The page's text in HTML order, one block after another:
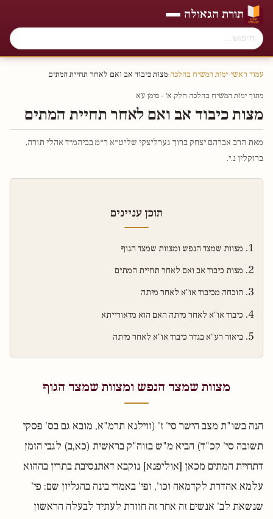
תורת הגאולה
עמוד ראשי›ימות המשיח בהלכה›מצות כיבוד אב ואם לאחר תחיית המתים
מתוך ימות המשיח בהלכה חלק א׳ - סימן עא
מצות כיבוד אב ואם לאחר תחיית המתים
מאת הרב אברהם יצחק ברוך גערליצקי שליט״א ר״מ בביהמ״ד אהלי תורה,
ברוקלין נ.י.
תוכן עניינים
מצוות שמצד הנפש ומצוות שמצד הגוף
מצות כיבוד אב ואם לאחר תחיית המתים
הוכחה מכיבוד או"א לאחר מיתה
כיבוד או"א לאחר מיתה האם הוא מדאורייתא
ביאור רע"א בגדר כיבוד או"א לאחר מיתה
מצוות שמצד הנפש ומצוות שמצד הגוף
הנה בשו"ת מצב הישר סי' ז' (ווילנא תרמ"א, מובא גם בס' פסקי
תשובה סי' קכ"ד) הביא מ"ש בזוה"ק בראשית (כא,ב) לגבי הזמן
דתחיית המתים מכאן [אוליפנא] נוקבא דאתנסיבת בתרין בההוא
עלמא אהדרת לקדמאה וכו', ופי' באמרי בינה בהגליון שם: פי'
שנשאת לב' אנשים זה אחר זה חוזרת לעתיד לבעלה הראשון